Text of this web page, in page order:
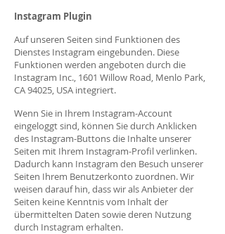
Instagram Plugin
Auf unseren Seiten sind Funktionen des
Dienstes Instagram eingebunden. Diese
Funktionen werden angeboten durch die
Instagram Inc., 1601 Willow Road, Menlo Park,
CA 94025, USA integriert.
Wenn Sie in Ihrem Instagram-Account
eingeloggt sind, können Sie durch Anklicken
des Instagram-Buttons die Inhalte unserer
Seiten mit Ihrem Instagram-Profil verlinken.
Dadurch kann Instagram den Besuch unserer
Seiten Ihrem Benutzerkonto zuordnen. Wir
weisen darauf hin, dass wir als Anbieter der
Seiten keine Kenntnis vom Inhalt der
übermittelten Daten sowie deren Nutzung
durch Instagram erhalten.